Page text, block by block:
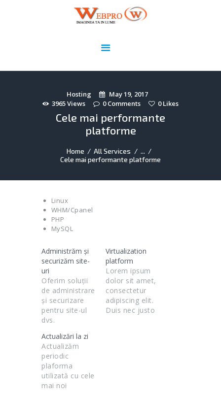
Hosting
May 19, 2017
3965Views 0 Comments 0 Likes
Cele mai performante
platforme
Home All Services
...
Cele mai performante platforme
Webpro.ro
ADMINISTRARE ȘI
SECURIZARE SITE
PORTOFOLIU
CONTACT
Linux
WHM/Cpanel
PHP
MySQL
Administrăm și
securizăm site-
uri
Oferim soluții
de administrare
și securizare
pentru site-ul
dvs.
Virtualization
platform
Lorem ipsum
dolor sit amet,
consectetur
adipiscing elit.
Duis nec justo
Actualizări la zi
Actualizăm
periodic
plaforma
utilizată cu cele
mai noi